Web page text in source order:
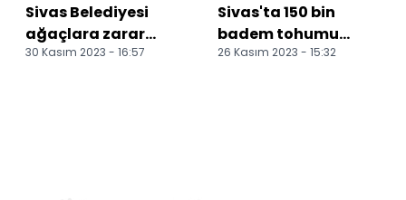
Sivas Belediyesi
ağaçlara zarar
verenler hakkında
30 Kasım 2023 - 16:57
Sivas'ta 150 bin
badem tohumu
toprakla
26 Kasım 2023 - 15:32